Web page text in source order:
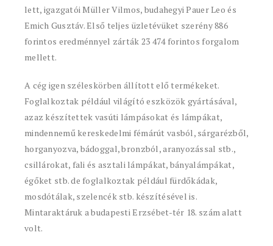
lett, igazgatói Müller Vilmos, budahegyi Pauer Leo és
Emich Gusztáv. Első teljes üzletévüket szerény 886
forintos eredménnyel zárták 23 474 forintos forgalom
mellett.
A cég igen széleskörben állított elő termékeket.
Foglalkoztak például világító eszközök gyártásával,
azaz készítettek vasúti lámpásokat és lámpákat,
mindennemű kereskedelmi fémárút vasból, sárgarézből,
horganyozva, bádoggal, bronzból, aranyozással stb.,
csillárokat, fali és asztali lámpákat, bányalámpákat,
égőket stb. de foglalkoztak például fürdőkádak,
mosdótálak, szelencék stb. készítésével is.
Mintaraktáruk a budapesti Erzsébet-tér 18. szám alatt
volt.